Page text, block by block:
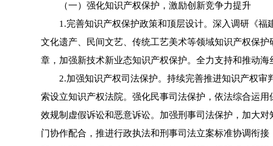
（一）强化知识产权保护，激励创新竞争力提升
1.完善知识产权保护政策和顶层设计。深入调研《福
文化遗产、民间文艺、传统工艺美术等领域知识产权保
章，加强新技术新业态知识产权保护。全力支持和推动
2.加强知识产权司法保护。持续完善推进知识产权审
索设立知识产权法院。强化民事司法保护，依法综合运
效规制虚假诉讼和恶意诉讼。加强刑事司法保护，加大
门协作配合，推进行政执法和刑事司法立案标准协调衔